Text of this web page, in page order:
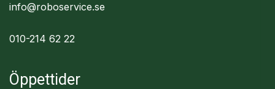
info@roboservice.se
010-214 62 22
Öppettider